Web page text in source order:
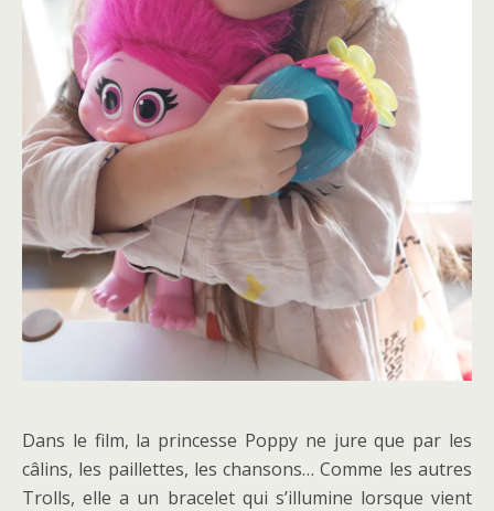
Dans le film, la princesse Poppy ne jure que par les
câlins, les paillettes, les chansons… Comme les autres
Trolls, elle a un bracelet qui s’illumine lorsque vient